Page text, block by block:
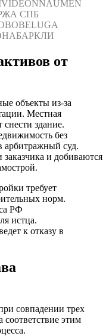
NAUMEN
СПБ
BELUGA
БАРКЛИ
от
объекты из-за
Местная
снести здание.
без
арбитражный суд.
и добиваются
требует
норм.
РФ
истца.
к отказу в
совпадении трех
этим